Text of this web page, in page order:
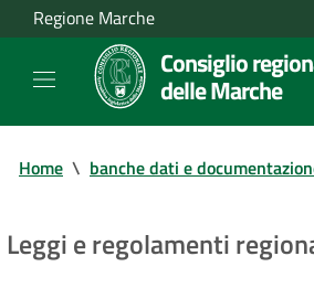
Regione Marche
Consiglio
delle Marche
Home \ banche dati e
Leggi e regolamenti